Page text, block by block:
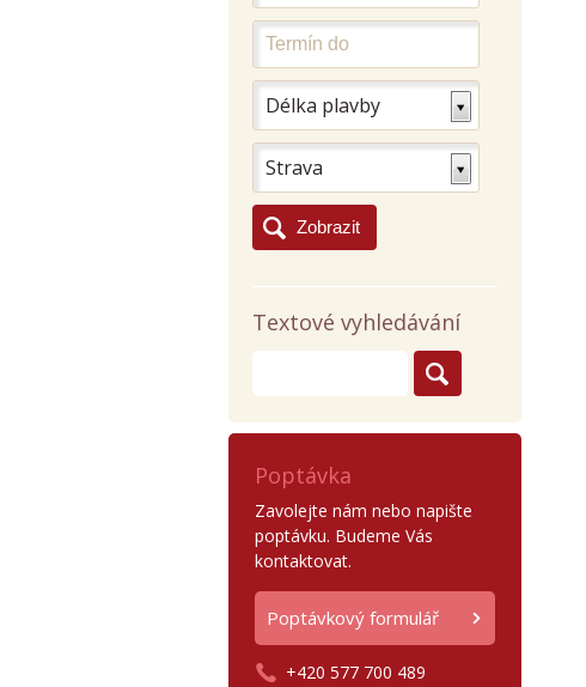
Délka plavby
Strava
Textové vyhledávání
Poptávka
Zavolejte nám nebo napište
poptávku. Budeme Vás
kontaktovat.
Poptávkový formulář
+420 577 700 489